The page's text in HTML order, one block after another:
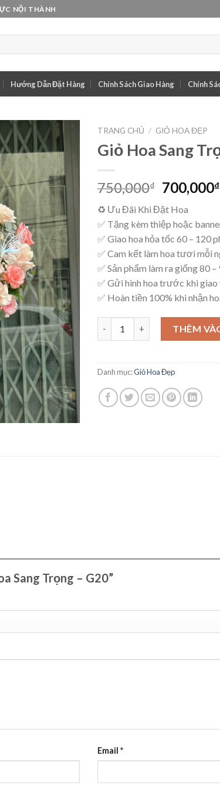
NỘI THÀNH
Hướng Dẫn Đặt Hàng Chính Sách Giao Hàng Chính
TRANG CHỦ / GIỎ HOA ĐẸP
Giỏ Hoa Sang
750,000₫ Giá
là:
700,000₫
♻ Ưu Đãi Khi Đặt Hoa
✅ Tặng kèm thiệp hoặc
✅ Giao hoa hỏa tốc 60 – 120
✅ Cam kết làm hoa tươi mỗi
✅ Sản phẩm làm ra giống 80
✅ Gửi hình hoa trước khi giao
✅ Hoàn tiền 100% khi nhận
Giỏ Hoa Sang Trọng – G20 số
THÊM
Danh mục:Giỏ Hoa Đẹp
Sang Trọng – G20”
Email *